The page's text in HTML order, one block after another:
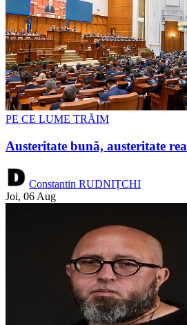
PE CE LUME TRĂIM
Austeritate bună, austeritate rea
Constantin RUDNIȚCHI
Joi, 06 Aug